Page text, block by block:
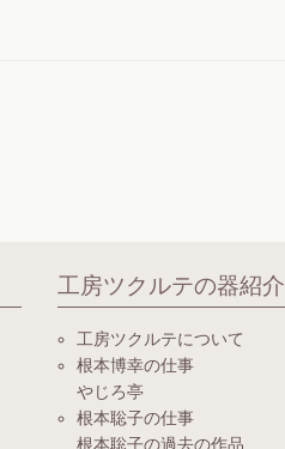
工房ツクルテの器紹介
工房ツクルテについて
根本博幸の仕事
やじろ亭
根本聡子の仕事
根本聡子の過去の作品